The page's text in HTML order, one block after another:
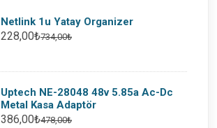
Netlink 1u Yatay Organizer
228,00₺734,00₺
Uptech NE-28048 48v 5.85a Ac-Dc
Metal Kasa Adaptör
386,00₺478,00₺